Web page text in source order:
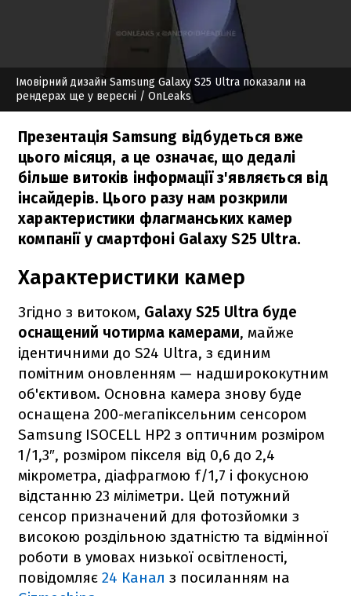
Імовірний дизайн Samsung Galaxy S25 Ultra показали на
рендерах ще у вересні / OnLeaks
Презентація Samsung відбудеться вже
цього місяця, а це означає, що дедалі
більше витоків інформації з'являється від
інсайдерів. Цього разу нам розкрили
характеристики флагманських камер
компанії у смартфоні Galaxy S25 Ultra.
Характеристики камер
Згідно з витоком, Galaxy S25 Ultra буде
оснащений чотирма камерами, майже
ідентичними до S24 Ultra, з єдиним
помітним оновленням — надширококутним
об'єктивом. Основна камера знову буде
оснащена 200-мегапіксельним сенсором
Samsung ISOCELL HP2 з оптичним розміром
1/1,3″, розміром пікселя від 0,6 до 2,4
мікрометра, діафрагмою f/1,7 і фокусною
відстанню 23 міліметри. Цей потужний
сенсор призначений для фотозйомки з
високою роздільною здатністю та відмінної
роботи в умовах низької освітленості,
повідомляє 24 Канал з посиланням на